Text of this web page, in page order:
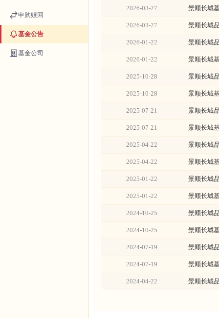
申购赎回
基金公告
基金公司
2026-03-27 景顺长城
2026-03-27 景顺长城
2026-01-22 景顺长城
2026-01-22 景顺长城
2025-10-28 景顺长城
2025-10-28 景顺长城
2025-07-21 景顺长城
2025-07-21 景顺长城
2025-04-22 景顺长城
2025-04-22 景顺长城
2025-01-22 景顺长城
2025-01-22 景顺长城
2024-10-25 景顺长城
2024-10-25 景顺长城
2024-07-19 景顺长城
2024-07-19 景顺长城
2024-04-22 景顺长城